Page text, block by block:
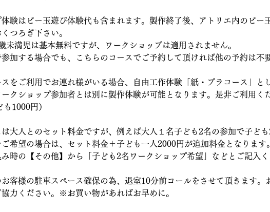
験はビー玉遊び体験代も含まれます。製作終了後、アトリエ内のビー
つろぎ下さい。
未満児は基本無料ですが、ワークショップは適用されません。
参加する場合でも、こちらのコースでご予約して頂ければ他の予約は不
スをご利用でお連れ様がいる場合、自由工作体験「紙・プラコース」と
クショップ参加者とは別に製作体験が可能となります。是非ご利用く
も1000円）
は大人とのセット料金ですが、例えば大人１名子ども2名の参加で子ど
希望の場合は、セット料金＋子ども一人2000円が追加料金となります
時の【その他】から「子ども2名ワークショップ希望」などとご記入く
お客様の駐車スペース確保の為、退室10分前コールをさせて頂きます。
力ください。※お買い物があればお早めに。